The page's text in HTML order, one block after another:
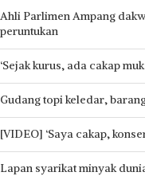
Ahli Parlimen Ampang
peruntukan
‘Sejak kurus, ada cakap
Gudang topi keledar,
[VIDEO] ‘Saya cakap,
Lapan syarikat minyak